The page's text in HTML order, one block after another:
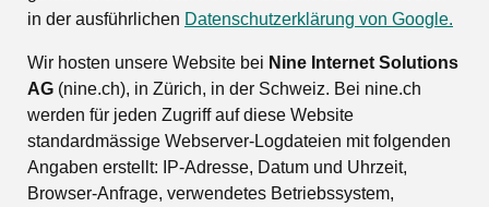
in der ausführlichen Datenschutzerklärung von Google.
Wir hosten unsere Website bei Nine Internet Solutions
AG (nine.ch), in Zürich, in der Schweiz. Bei nine.ch
werden für jeden Zugriff auf diese Website
standardmässige Webserver-Logdateien mit folgenden
Angaben erstellt: IP-Adresse, Datum und Uhrzeit,
Browser-Anfrage, verwendetes Betriebssystem,